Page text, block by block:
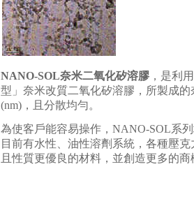
NANO-SOL奈米二氧化矽溶膠， 是利
型 」 奈米改質二氧化矽溶膠 ，所製成
(nm)，且分散均勻。
為使客戶能容易操作， NANO-SOL系列
目前有水性、油性溶劑系統，各種壓
且性質更優良的材料，並創造更多的商